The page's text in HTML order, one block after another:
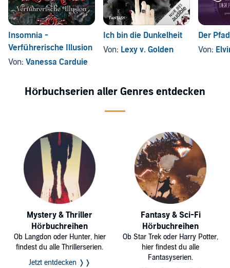
Insomnia -
Verführerische Illusion
Von: Vanessa Carduie
Ich bin die Dunkelheit
Von: Lexy v. Golden
Der
Von:
Hörbuchserien aller Genres entdecken
Mystery & Thriller
Hörbuchreihen
Ob Langdon oder Hunter, hier
findest du alle Thrillerserien.
Jetzt entdecken ❭❭
Fantasy & Sci-Fi
Hörbuchreihen
Ob Star Trek oder Harry Potter,
hier findest du alle
Fantasyserien.